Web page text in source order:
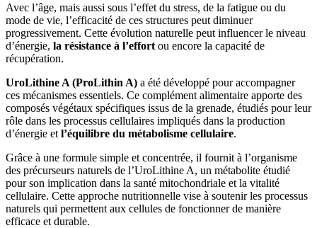
Avec l’âge, mais aussi sous l’effet du stress, de la fatigue ou du
mode de vie, l’efficacité de ces structures peut diminuer
progressivement. Cette évolution naturelle peut influencer le niveau
d’énergie, la résistance à l’effort ou encore la capacité de
récupération.
UroLithine A (ProLithin A) a été développé pour accompagner
ces mécanismes essentiels. Ce complément alimentaire apporte des
composés végétaux spécifiques issus de la grenade, étudiés pour leur
rôle dans les processus cellulaires impliqués dans la production
d’énergie et l’équilibre du métabolisme cellulaire.
Grâce à une formule simple et concentrée, il fournit à l’organisme
des précurseurs naturels de l’UroLithine A, un métabolite étudié
pour son implication dans la santé mitochondriale et la vitalité
cellulaire. Cette approche nutritionnelle vise à soutenir les processus
naturels qui permettent aux cellules de fonctionner de manière
efficace et durable.